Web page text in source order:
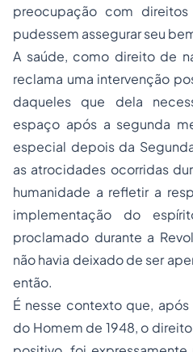
preocupação com
pudessem assegurar seu
A saúde, como direito de
reclama uma intervenção
daqueles que dela
espaço após a segunda
especial depois da
as atrocidades ocorridas
humanidade a refletir a
implementação do
proclamado durante a
não havia deixado de ser
então.
É nesse contexto que,
do Homem de 1948, o